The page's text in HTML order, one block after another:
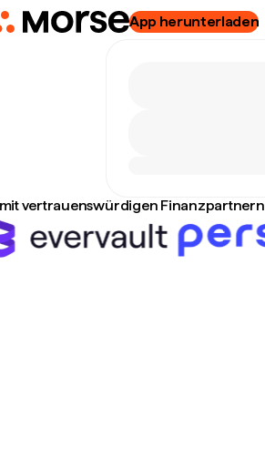
App herunterladen
vertrauenswürdigen Finanzpartnern